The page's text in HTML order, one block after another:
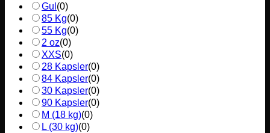
Gul (0)
85 Kg(0)
55 Kg(0)
2 oz(0)
XXS(0)
28 Kapsler(0)
84 Kapsler(0)
30 Kapsler(0)
90 Kapsler(0)
M (18 kg)(0)
L (30 kg)(0)